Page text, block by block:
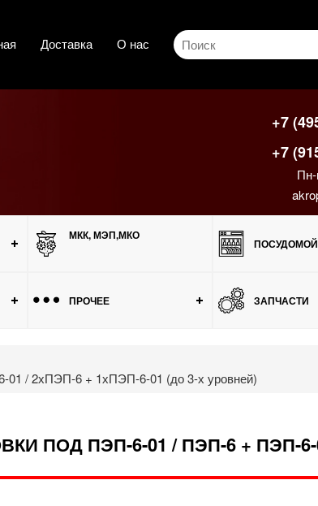
Доставка О нас
+7
+7
Пн-
МКК, МЭП,МКО
ПРОЧЕЕ ЗАПЧАСТИ
01 / 2хПЭП-6 + 1хПЭП-6-01 (до 3-х уровней)
ПОД ПЭП-6-01 / ПЭП-6 + ПЭП-6-